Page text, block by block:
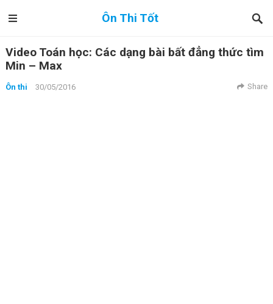
Ôn Thi Tốt
Video Toán học: Các dạng bài bất đẳng thức tìm
Min – Max
Ôn thi 30/05/2016 Share